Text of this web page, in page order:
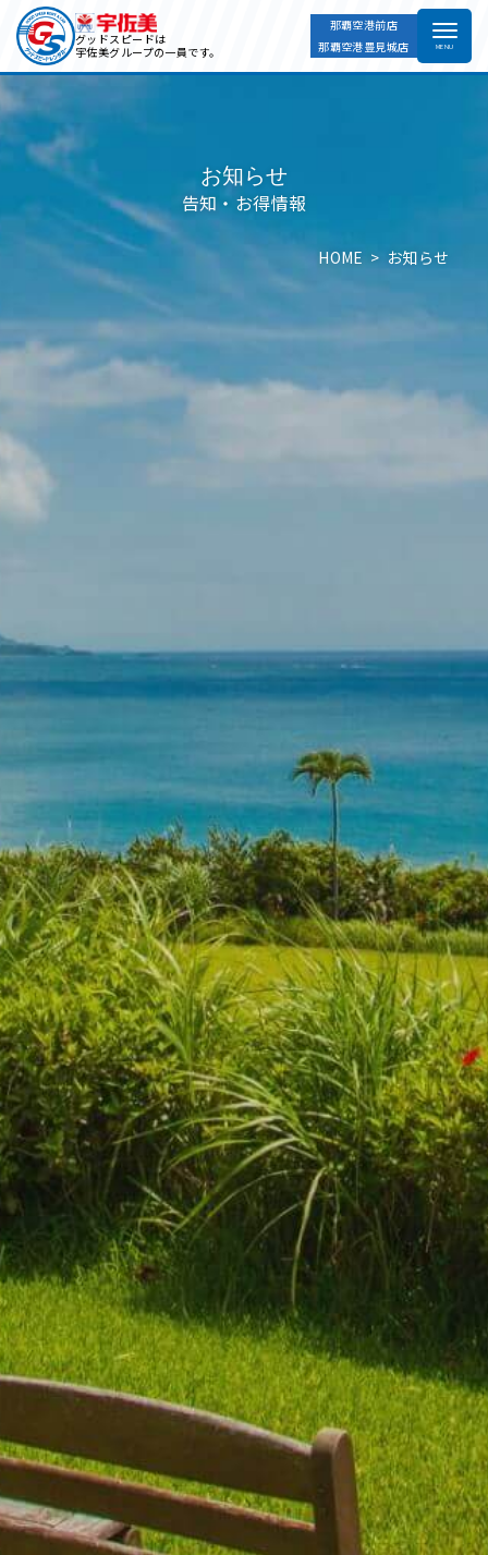
グッドスピードは
宇佐美グループの一員です。
那覇空港前店
那覇空港豊見城店
お知らせ
告知・お得情報
HOME お知らせ